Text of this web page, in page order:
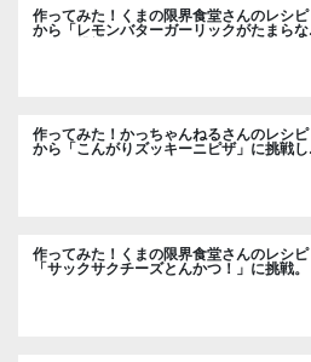
作ってみた！くまの限界食堂さんのレシピ
から「レモンバターガーリックがたまらな
い」に挑戦。
作ってみた！かっちゃんねるさんのレシピ
から「こんがりズッキーニピザ」に挑戦し
作ってみた！くまの限界食堂さんのレシピ
「サックサクチーズとんかつ！」に挑戦。